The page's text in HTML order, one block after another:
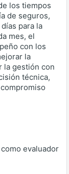
los tiempos
de seguros,
para la
mes, el
con los
la
la gestión con
técnica,
evaluador